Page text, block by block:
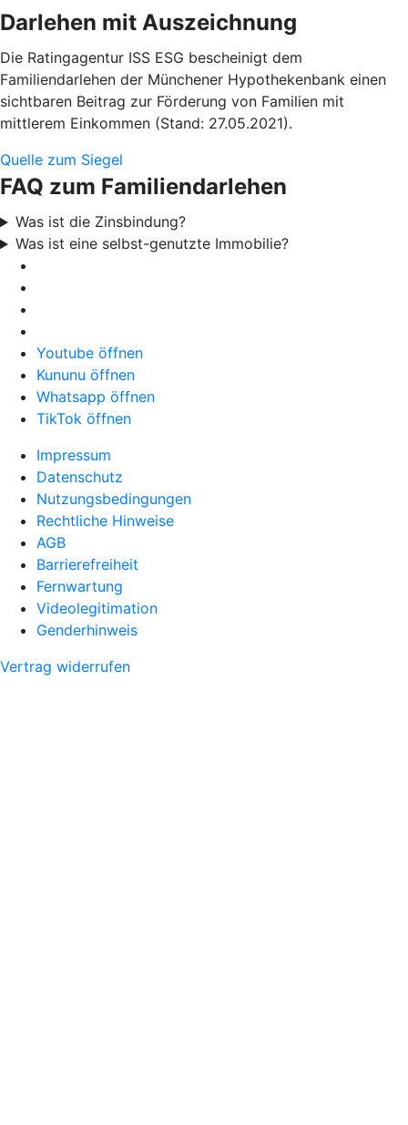
Darlehen mit Auszeichnung
Die Ratingagentur ISS ESG bescheinigt dem
Familiendarlehen der Münchener Hypothekenbank einen
sichtbaren Beitrag zur Förderung von Familien mit
mittlerem Einkommen (Stand: 27.05.2021).
Quelle zum Siegel
FAQ zum Familiendarlehen
Was ist die Zinsbindung?
Was ist eine selbst-genutzte Immobilie?
Youtube öffnen
Kununu öffnen
Whatsapp öffnen
TikTok öffnen
Impressum
Datenschutz
Nutzungsbedingungen
Rechtliche Hinweise
AGB
Barrierefreiheit
Fernwartung
Videolegitimation
Genderhinweis
Vertrag widerrufen